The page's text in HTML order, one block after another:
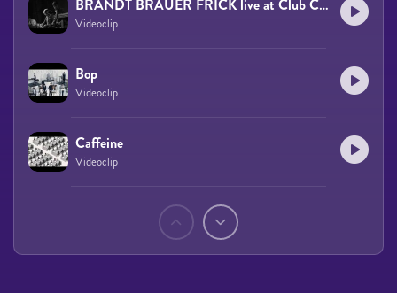
BRANDT BRAUER FRICK live at Club Contemporary Classical - Berghain, Berlin September 2009
Videoclip
Bop
Videoclip
Caffeine
Videoclip